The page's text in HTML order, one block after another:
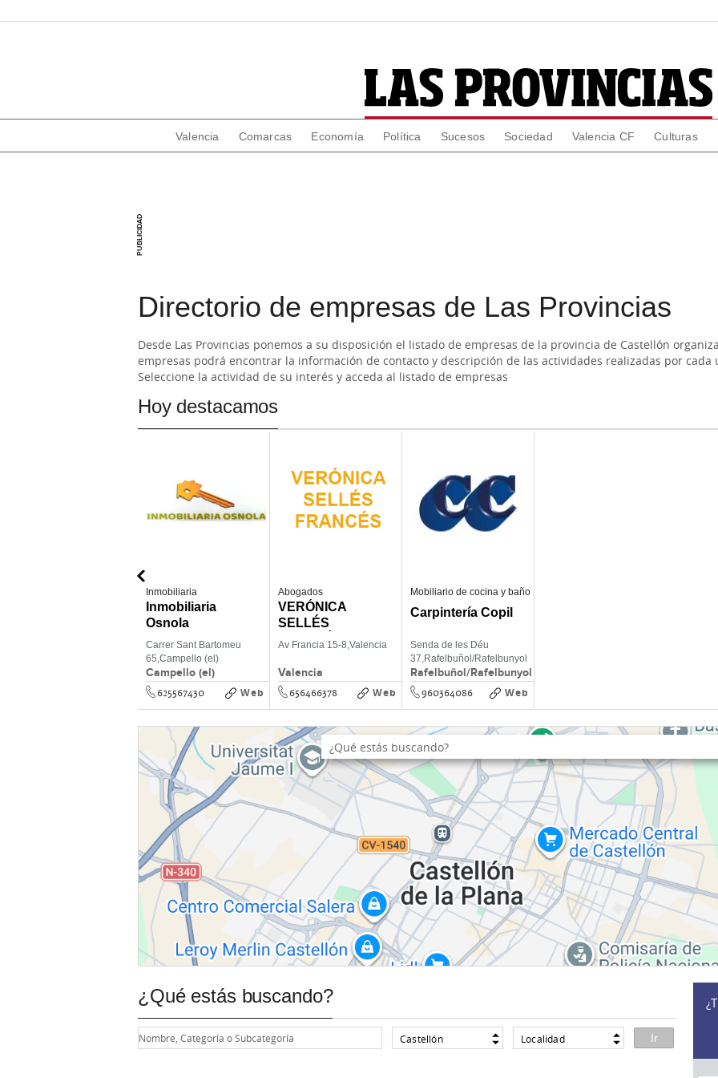
Valencia Comarcas Economía Política Sucesos Sociedad Valencia CF Culturas
Directorio de empresas de Las Provincias
Desde Las Provincias ponemos a su disposición el listado de empresas de la provincia de Castellón
empresas podrá encontrar la información de contacto y descripción de las actividades realizadas por cada
Seleccione la actividad de su interés y acceda al listado de empresas
Hoy destacamos
Inmobiliaria
Inmobiliaria
Osnola
Campello (el)
Carrer Sant Bartomeu
65,Campello (el)
625567430 Web
Abogados
VERÓNICA
SELLÉS
FRANCÉS
Valencia
Av Francia 15-8,Valencia
656466378 Web
Mobiliario de cocina y baño
Carpintería Copil
Rafelbuñol/Rafelbunyol
Senda de les Déu
37,Rafelbuñol/Rafelbunyol
960364086 Web
¿Qué estás buscando?
Castellón Localidad